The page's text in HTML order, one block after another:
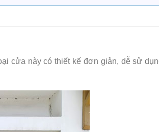
cửa này có thiết kế đơn giản, dễ sử